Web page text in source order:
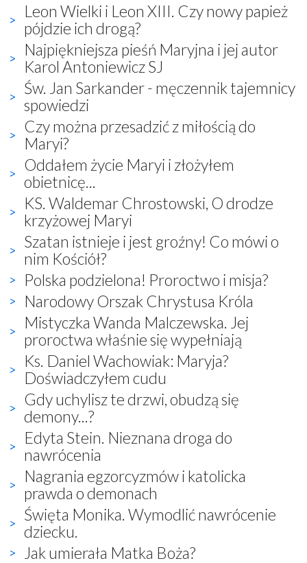
Leon Wielki i Leon XIII. Czy nowy papież
pójdzie ich drogą?
Najpiękniejsza pieśń Maryjna i jej autor
Karol Antoniewicz SJ
Św. Jan Sarkander - męczennik tajemnicy
spowiedzi
Czy można przesadzić z miłością do
Maryi?
Oddałem życie Maryi i złożyłem
obietnicę...
KS. Waldemar Chrostowski, O drodze
krzyżowej Maryi
Szatan istnieje i jest groźny! Co mówi o
nim Kościół?
Polska podzielona! Proroctwo i misja?
Narodowy Orszak Chrystusa Króla
Mistyczka Wanda Malczewska. Jej
proroctwa właśnie się wypełniają
Ks. Daniel Wachowiak: Maryja?
Doświadczyłem cudu
Gdy uchylisz te drzwi, obudzą się
demony...?
Edyta Stein. Nieznana droga do
nawrócenia
Nagrania egzorcyzmów i katolicka
prawda o demonach
Święta Monika. Wymodlić nawrócenie
dziecku.
Jak umierała Matka Boża?